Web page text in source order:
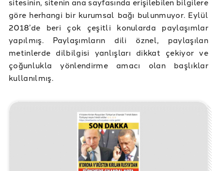
göre herhangi bir kurumsal bağı bulunmuyor. Eylül
2018’de beri çok çeşitli konularda paylaşımlar
yapılmış. Paylaşımların dili öznel, paylaşılan
metinlerde dilbilgisi yanlışları dikkat çekiyor ve
çoğunlukla yönlendirme amacı olan başlıklar
kullanılmış.